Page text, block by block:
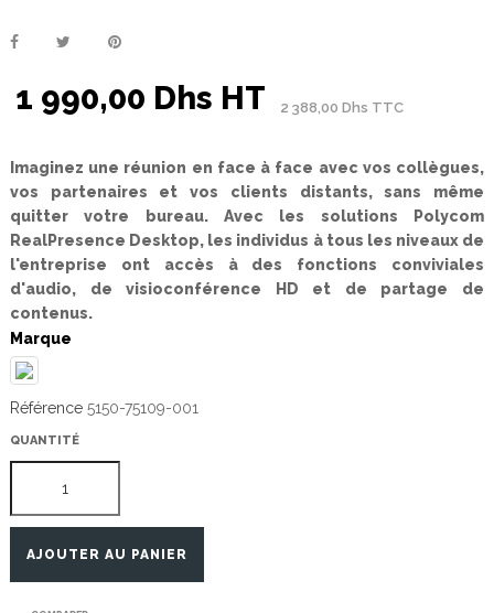
1 990,00 Dhs HT 2 388,00 Dhs TTC
Imaginez une réunion en face à face avec vos collègues,
vos partenaires et vos clients distants, sans même
quitter votre bureau. Avec les solutions Polycom
RealPresence Desktop, les individus à tous les niveaux de
l'entreprise ont accès à des fonctions conviviales
d'audio, de visioconférence HD et de partage de
contenus.
Marque
Référence 5150-75109-001
QUANTITÉ
AJOUTER AU PANIER